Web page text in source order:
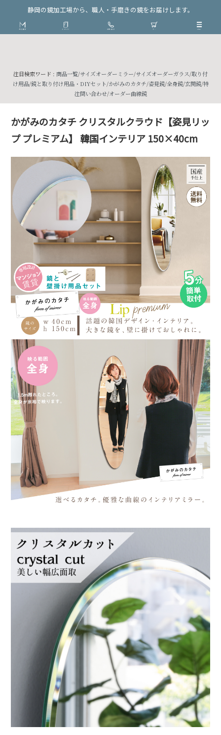
静岡の鏡加工場から、職人・手磨きの鏡をお届けします。
注目検索ワード : 商品一覧/サイズオーダーミラー/サイズオーダーガラス/取り付
け用品/鏡と取り付け用品・DIYセット/かがみのカタチ/姿見鏡/全身鏡/玄関鏡/特
注問い合わせ/オーダー曲線鏡
かがみのカタチ クリスタルクラウド【姿見リッ
プ プレミアム】 韓国インテリア 150×40cm